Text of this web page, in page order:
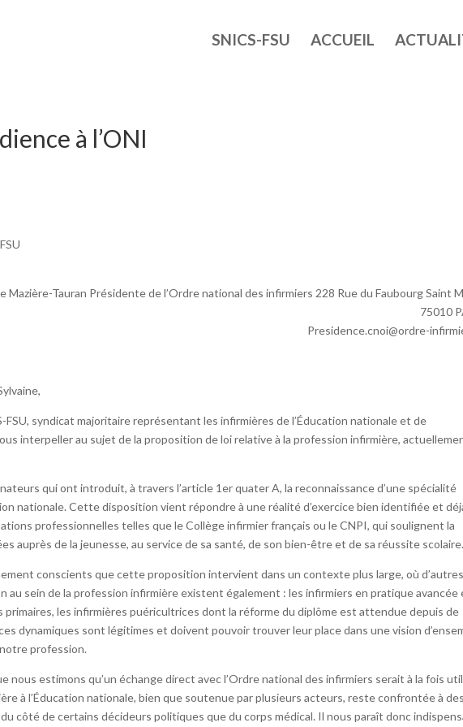
SNICS-FSU ACCUEIL
à l’ONI
Mazière-Tauran Présidente de l’Ordre national des infirmiers 228 Rue du Faubourg Saint
75010
Presidence.cnoi@ordre-
FSU, syndicat majoritaire représentant les infirmières de l’Éducation nationale et de
interpeller au sujet de la proposition de loi relative à la profession infirmière,
qui ont introduit, à travers l’article 1er quater A, la reconnaissance d’une spécialité
nationale. Cette disposition vient répondre à une réalité d’exercice bien identifiée et
professionnelles telles que le Collège infirmier français ou le CNPI, qui soulignent la
auprès de la jeunesse, au service de sa santé, de son bien-être et de sa réussite scolaire.
conscients que cette proposition intervient dans un contexte plus large, où d’autres
au sein de la profession infirmière existent également : les infirmiers en pratique avancée
primaires, les infirmières puéricultrices dont la réforme du diplôme est attendue depuis de
dynamiques sont légitimes et doivent pouvoir trouver leur place dans une vision
profession.
nous estimons qu’un échange direct avec l’Ordre national des infirmiers serait à la fois
à l’Éducation nationale, bien que soutenue par plusieurs acteurs, reste confrontée à des
côté de certains décideurs politiques que du corps médical. Il nous paraît donc